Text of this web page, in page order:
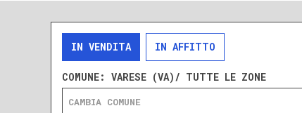
IN VENDITA IN AFFITTO
COMUNE: VARESE (VA)/ TUTTE LE ZONE
CAMBIA COMUNE